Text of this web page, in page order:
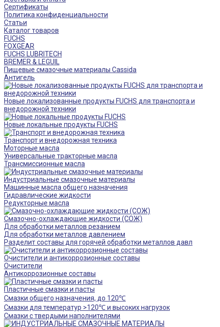
Сертификаты
Политика конфиденциальности
Статьи
Каталог товаров
FUCHS
FOXGEAR
FUCHS LUBRITECH
BREMER & LEGUIL
Пищевые смазочные материалы Cassida
Антигель
Новые локализованные продукты FUCHS для транспорта и
внедорожной техники
Новые локальные продукты FUCHS
Транспорт и внедорожная техника
Моторные масла
Универсальные тракторные масла
Трансмиссионные масла
Индустриальные смазочные материалы
Машинные масла общего назначения
Гидравлические жидкости
Редукторные масла
Смазочно-охлаждающие жидкости (СОЖ)
Для обработки металлов резанием
Для обработки металлов давлением
Разделит составы для горячей обработки металлов давл
Очистители и антикоррозионные составы
Очистители
Антикоррозионные составы
Пластичные смазки и пасты
Смазки общего назначения, до 120℃
Смазки для температур >120℃ и высоких нагрузок
Смазки с твердыми наполнителями